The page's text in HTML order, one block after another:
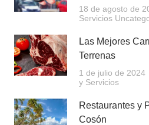
18 de agosto de
Servicios
Las Mejores
Terrenas
1 de julio de 2024
y Servicios
Restaurantes y
Cosón